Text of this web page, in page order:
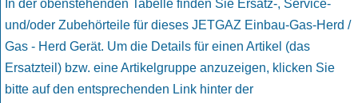
In der obenstehenden Tabelle finden Sie Ersatz-, Service-
und/oder Zubehörteile für dieses JETGAZ Einbau-Gas-Herd /
Gas - Herd Gerät. Um die Details für einen Artikel (das
Ersatzteil) bzw. eine Artikelgruppe anzuzeigen, klicken Sie
bitte auf den entsprechenden Link hinter der